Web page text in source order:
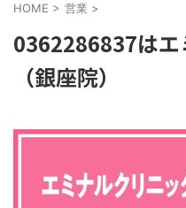
HOME > 営業 >
0362286837はエ
（銀座院）